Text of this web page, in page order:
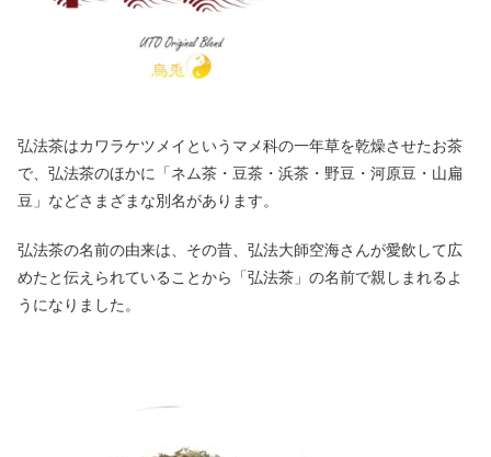
弘法茶はカワラケツメイというマメ科の一年草を乾燥させたお茶
で、弘法茶のほかに「ネム茶・豆茶・浜茶・野豆・河原豆・山扁
豆」などさまざまな別名があります。
弘法茶の名前の由来は、その昔、弘法大師空海さんが愛飲して広
めたと伝えられていることから「弘法茶」の名前で親しまれるよ
うになりました。